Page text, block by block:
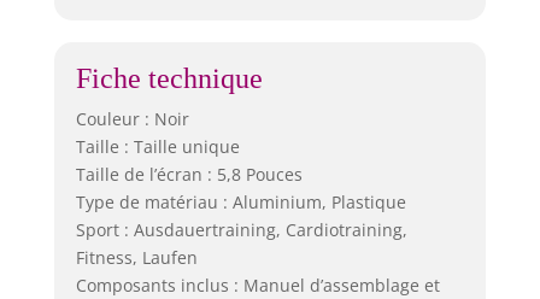
Fiche technique
Couleur : Noir
Taille : Taille unique
Taille de l’écran : 5,8 Pouces
Type de matériau : Aluminium, Plastique
Sport : Ausdauertraining, Cardiotraining,
Fitness, Laufen
Composants inclus : Manuel d’assemblage et